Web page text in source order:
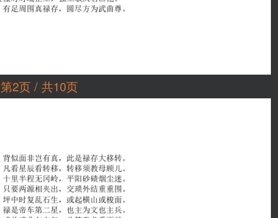
第2页 / 共10页